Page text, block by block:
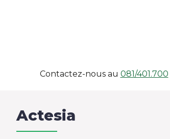
Contactez-nous au 081/401.700
Actesia